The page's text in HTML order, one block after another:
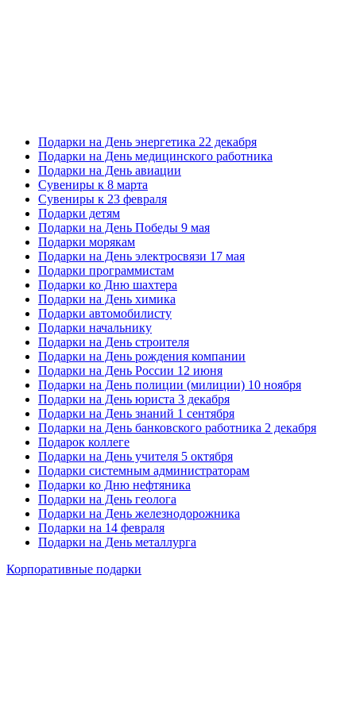
Подарки на День энергетика 22 декабря
Подарки на День медицинского работника
Подарки на День авиации
Сувениры к 8 марта
Сувениры к 23 февраля
Подарки детям
Подарки на День Победы 9 мая
Подарки морякам
Подарки на День электросвязи 17 мая
Подарки программистам
Подарки ко Дню шахтера
Подарки на День химика
Подарки автомобилисту
Подарки начальнику
Подарки на День строителя
Подарки на День рождения компании
Подарки на День России 12 июня
Подарки на День полиции (милиции) 10 ноября
Подарки на День юриста 3 декабря
Подарки на День знаний 1 сентября
Подарки на День банковского работника 2 декабря
Подарок коллеге
Подарки на День учителя 5 октября
Подарки системным администраторам
Подарки ко Дню нефтяника
Подарки на День геолога
Подарки на День железнодорожника
Подарки на 14 февраля
Подарки на День металлурга
Корпоративные подарки